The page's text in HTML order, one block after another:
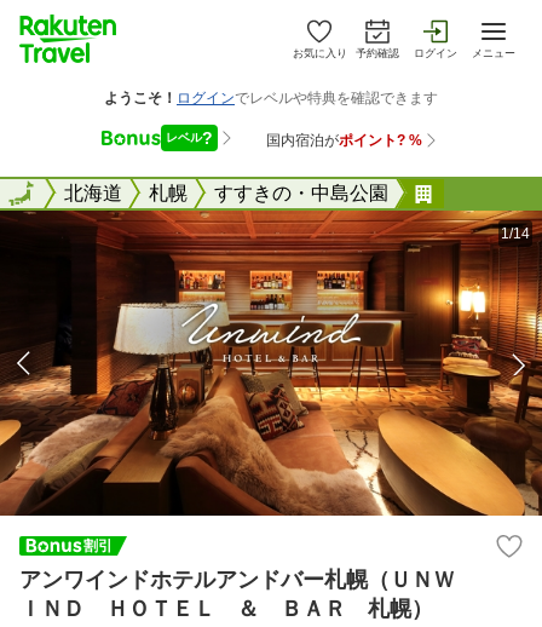
お気に入り 予約確認 ログイン メニュー
全国北海道 札幌 すすきの・中島公園
全国
1/14
アンワインドホテルアンドバー札幌（ＵＮＷ
ＩＮＤ ＨＯＴＥＬ ＆ ＢＡＲ 札幌）